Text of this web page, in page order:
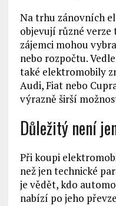
Na trhu zánovních
objevují různé
zájemci mohou
nebo rozpočtu.
také elektromobily
Audi, Fiat nebo
výrazně širší
Důležitý není
Při koupi
než jen technické
je vědět, kdo
nabízí po jeho